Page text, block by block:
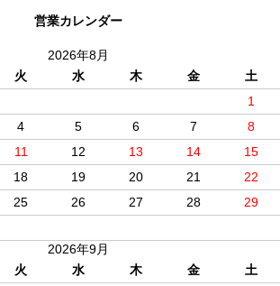
営業カレンダー
2026年8月
火 水 木 金
土
1
4 5 6 7
8
11 12 13 14
15
18 19 20 21
22
25 26 27 28
29
2026年9月
火 水 木 金
土